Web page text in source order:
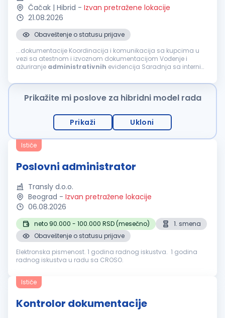
Čačak | Hibrid - Izvan pretražene lokacije
21.08.2026
Obaveštenje o statusu prijave
...dokumentacije Koordinacija i komunikacija sa kupcima u
vezi sa atestnom i izvoznom dokumentacijom Vođenje i
ažuriranje administrativnih evidencija Saradnja sa internim
Rad u ERP sistemu Obavljanje ostalih...
Prikažite mi poslove za hibridni model rada
Prikaži Ukloni
Ističe
Poslovni administrator
Transly d.o.o.
Beograd - Izvan pretražene lokacije
06.08.2026
neto 90.000 - 100.000 RSD (mesečno)
1. smena
Obaveštenje o statusu prijave
Elektronska pismenost. 1 godina radnog iskustva. 1 godina
radnog iskustva u radu sa CROSO.
Ističe
Kontrolor dokumentacije